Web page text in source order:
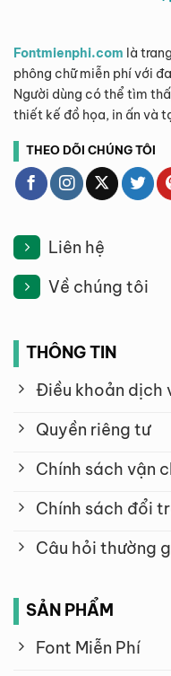
Fontmienphi.com là
phông chữ miễn phí với
Người dùng có thể tìm
thiết kế đồ họa, in ấn và
THEO DÕI CHÚNG TÔI
Liên hệ
Về chúng tôi
THÔNG TIN
Điều khoản dịch
Quyền riêng tư
Chính sách vận
Chính sách đổi
Câu hỏi thường
SẢN PHẨM
Font Miễn Phí